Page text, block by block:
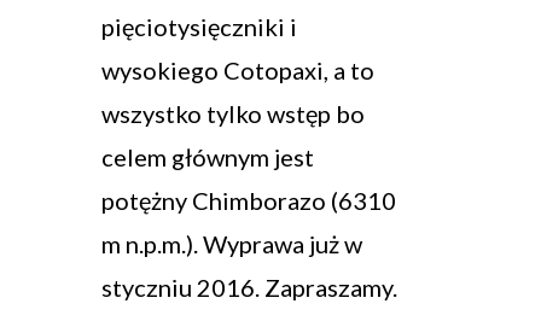
pięciotysięczniki i
wysokiego Cotopaxi, a to
wszystko tylko wstęp bo
celem głównym jest
potężny Chimborazo (6310
m n.p.m.). Wyprawa już w
styczniu 2016. Zapraszamy.